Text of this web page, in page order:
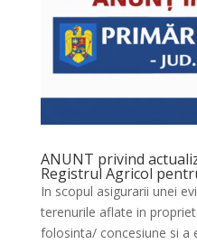
ANUNT privind
Registrul Agricol
In scopul asigurarii unei
terenurile aflate in
folosinta/ concesiune si a